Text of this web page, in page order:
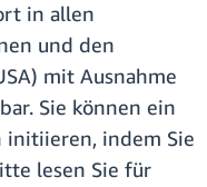
in allen
und den
mit Ausnahme
Sie können ein
initiieren, indem Sie
lesen Sie für